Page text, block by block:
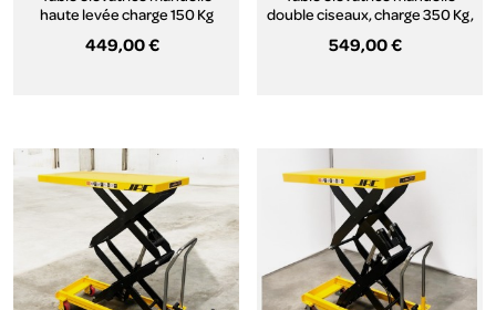
haute levée charge 150 Kg
449,00 €
double ciseaux, charge 350 Kg,
549,00 €